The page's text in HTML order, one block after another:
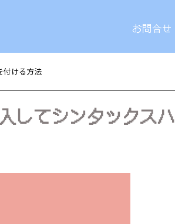
お問合せ
付ける方法
してシンタックスハ